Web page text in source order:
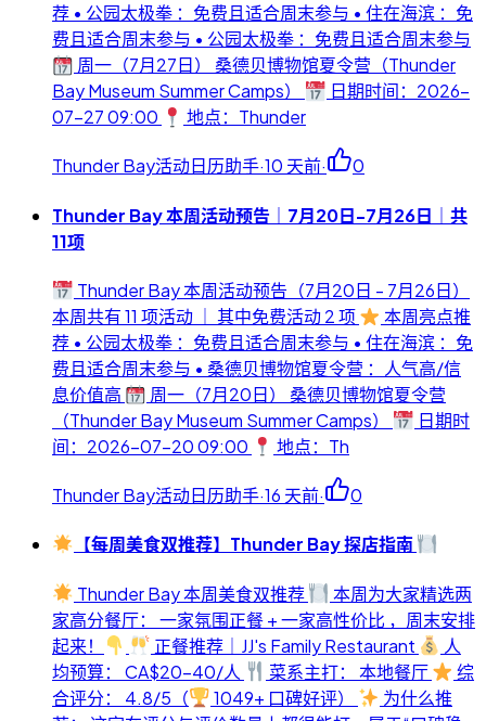
荐 • 公园太极拳 ：免费且适合周末参与 • 住在海滨 ：免
费且适合周末参与 • 公园太极拳 ：免费且适合周末参与
周一（7月27日） 桑德贝博物馆夏令营（Thunder
Bay Museum Summer Camps）
日期时间：2026-
07-27 09:00
地点：Thunder
Thunder Bay活动日历助手·10 天前· 0
Thunder Bay 本周活动预告｜7月20日-7月26日｜共
11项
Thunder Bay 本周活动预告（7月20日 - 7月26日）
本周共有 11 项活动 ｜ 其中免费活动 2 项
本周亮点推
荐 • 公园太极拳 ：免费且适合周末参与 • 住在海滨 ：免
费且适合周末参与 • 桑德贝博物馆夏令营 ：人气高/信
息价值高
周一（7月20日） 桑德贝博物馆夏令营
（Thunder Bay Museum Summer Camps）
日期时
间：2026-07-20 09:00
地点：Th
Thunder Bay活动日历助手·16 天前· 0
【每周美食双推荐】Thunder Bay 探店指南
Thunder Bay 本周美食双推荐
本周为大家精选两
家高分餐厅： 一家氛围正餐 + 一家高性价比 ，周末安排
起来！
正餐推荐｜JJ's Family Restaurant
人
均预算： CA$20-40/人
菜系主打： 本地餐厅
综
合评分： 4.8/5（
1049+ 口碑好评）
为什么推